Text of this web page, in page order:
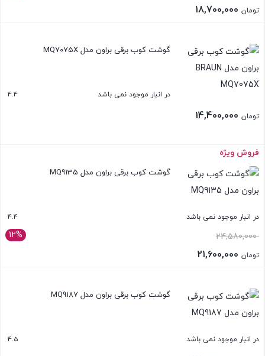
اصلی:
تومان
فعلی:
تومان 18,700,000.
گوشت کوب برقی براون مدل MQ7075X
در انبار موجود نمی باشد 4.4
تومان
بستن
فروش ویژه
گوشت کوب برقی براون مدل MQ9135
در انبار موجود نمی باشد 4.4
12% 24,580,000
قیمت
اصلی:
تومان
فعلی:
تومان 21,600,000.
گوشت کوب برقی براون مدل MQ9187
در انبار موجود نمی باشد 4.5